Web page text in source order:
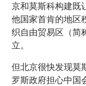
京和莫斯科构建既
他国家首肯的地区
织自由贸易区（简
立。
但北京很快发现莫
罗斯政府担心中国